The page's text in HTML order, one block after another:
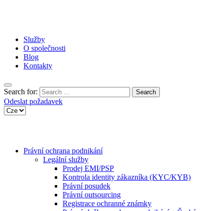
Služby
O společnosti
Blog
Kontakty
Search for:
Odeslat požadavek
Právní ochrana podnikání
Legální služby
Prodej EMI/PSP
Kontrola identity zákazníka (KYC/KYB)
Právní posudek
Právní outsourcing
Registrace ochranné známky